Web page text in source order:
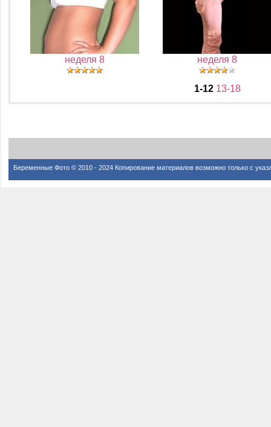
неделя 8 неделя 8
1-12 13-18
Беременные Фото © 2010 - 2024 Копирование материалов возможно только с